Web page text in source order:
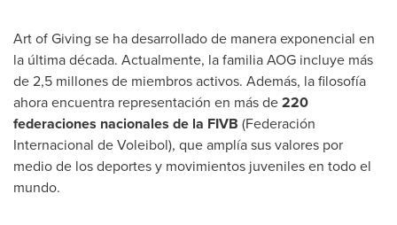
Art of Giving se ha desarrollado de manera exponencial en
la última década. Actualmente, la familia AOG incluye más
de 2,5 millones de miembros activos. Además, la filosofía
ahora encuentra representación en más de220
federaciones nacionales de la FIVB (Federación
Internacional de Voleibol), que amplía sus valores por
medio de los deportes y movimientos juveniles en todo el
mundo.